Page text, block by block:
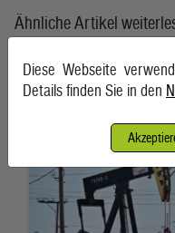
Ähnliche Artikel
Ölpreise wenig bewegt
6. August 2026, Wien
Diese Webseite
Details finden Sie in den